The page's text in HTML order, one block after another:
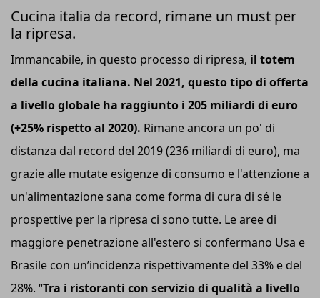
Cucina italia da record, rimane un must per
la ripresa.
Immancabile, in questo processo di ripresa, il totem
della cucina italiana. Nel 2021, questo tipo di offerta
a livello globale ha raggiunto i 205 miliardi di euro
(+25% rispetto al 2020). Rimane ancora un po' di
distanza dal record del 2019 (236 miliardi di euro), ma
grazie alle mutate esigenze di consumo e l'attenzione a
un'alimentazione sana come forma di cura di sé le
prospettive per la ripresa ci sono tutte. Le aree di
maggiore penetrazione all'estero si confermano Usa e
Brasile con un’incidenza rispettivamente del 33% e del
28%. “Tra i ristoranti con servizio di qualità a livello